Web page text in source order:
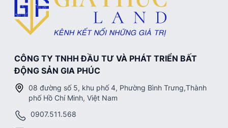
CÔNG TY TNHH ĐẦU TƯ VÀ PHÁT TRIỂN BẤT
ĐỘNG SẢN GIA PHÚC
08 đường số 5, khu phố 4, Phường Bình Trưng,Thành
phố Hồ Chí Minh, Việt Nam
0907.511.568